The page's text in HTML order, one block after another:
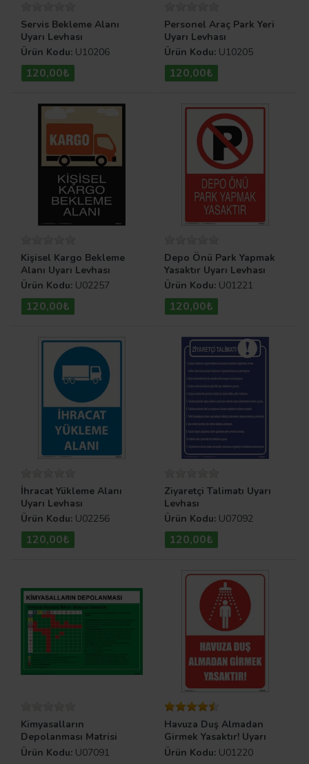
Servis Bekleme Alanı
Uyarı Levhası
Ürün Kodu: U10206
120,00₺
Personel Araç Park Yeri
Uyarı Levhası
Ürün Kodu: U10205
120,00₺
Kişisel Kargo Bekleme
Alanı Uyarı Levhası
Ürün Kodu: U02257
120,00₺
Depo Önü Park Yapmak
Yasaktır Uyarı Levhası
Ürün Kodu: U01221
120,00₺
İhracat Yükleme Alanı
Uyarı Levhası
Ürün Kodu: U02256
120,00₺
Ziyaretçi Talimatı Uyarı
Levhası
Ürün Kodu: U07092
120,00₺
Kimyasalların
Depolanması Matrisi
Uyarı Levhası
Ürün Kodu: U07091
Havuza Duş Almadan
Girmek Yasaktır! Uyarı
Levhası
Ürün Kodu: U01220